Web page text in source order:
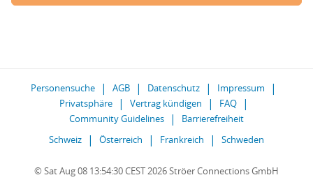
Personensuche AGB Datenschutz
Impressum
Privatsphäre
Vertrag kündigen
FAQ
Community Guidelines
Barrierefreiheit
Schweiz
Österreich Frankreich Schweden
© Sat Aug 08 13:54:30 CEST 2026 Ströer Connections GmbH